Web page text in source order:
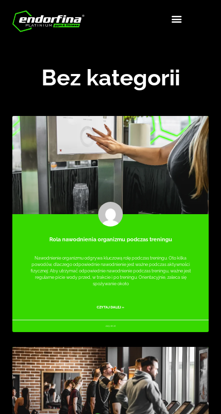
Bez kategorii
Rola nawodnienia organizmu podczas treningu
Nawodnienie organizmu odgrywa kluczową rolę podczas treningu. Oto kilka
powodów, dlaczego odpowiednie nawodnienie jest ważne podczas aktywności
fizycznej: Aby utrzymać odpowiednie nawodnienie podczas treningu, ważne jest
regularne picie wody przed, w trakcie i po treningu. Orientacyjnie, zaleca się
spożywanie około
CZYTAJ DALEJ »
2023-06-18